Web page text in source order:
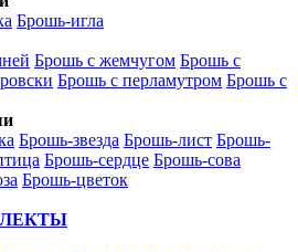
Брошь-игла
Брошь с жемчугом Брошь с
Брошь с перламутром Брошь с
Брошь-звезда Брошь-лист Брошь-
Брошь-сердце Брошь-сова
Брошь-цветок